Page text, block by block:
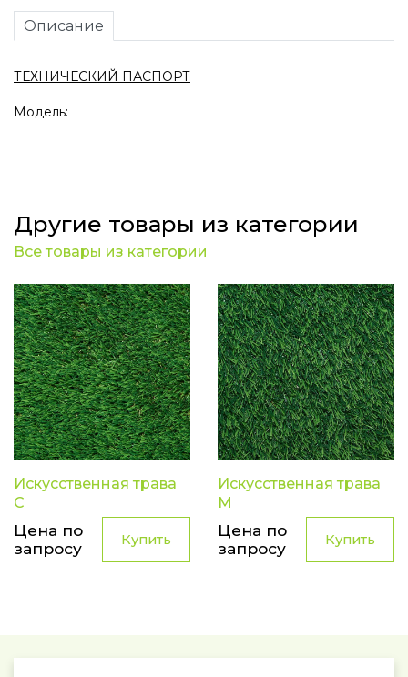
Описание
ТЕХНИЧЕСКИЙ ПАСПОРТ
Модель:
Другие товары из категории
Все товары из категории
Искусственная трава
С
Цена по
запросу
Купить
Искусственная трава
М
Цена по
запросу
Купить